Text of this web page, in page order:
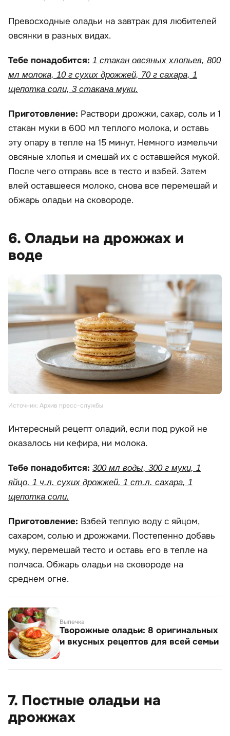
Превосходные оладьи на завтрак для любителей
овсянки в разных видах.
Тебе понадобится: 1 стакан овсяных хлопьев, 800
мл молока, 10 г сухих дрожжей, 70 г сахара, 1
щепотка соли, 3 стакана муки.
Приготовление: Раствори дрожжи, сахар, соль и 1
стакан муки в 600 мл теплого молока, и оставь
эту опару в тепле на 15 минут. Немного измельчи
овсяные хлопья и смешай их с оставшейся мукой.
После чего отправь все в тесто и взбей. Затем
влей оставшееся молоко, снова все перемешай и
обжарь оладьи на сковороде.
6. Оладьи на дрожжах и
воде
Источник: Архив пресс-службы
Интересный рецепт оладий, если под рукой не
оказалось ни кефира, ни молока.
Тебе понадобится: 300 мл воды, 300 г муки, 1
яйцо, 1 ч.л. сухих дрожжей, 1 ст.л. сахара, 1
щепотка соли.
Приготовление: Взбей теплую воду с яйцом,
сахаром, солью и дрожжами. Постепенно добавь
муку, перемешай тесто и оставь его в тепле на
полчаса. Обжарь оладьи на сковороде на
среднем огне.
Выпечка
Творожные оладьи: 8 оригинальных
и вкусных рецептов для всей семьи
7. Постные оладьи на
дрожжах